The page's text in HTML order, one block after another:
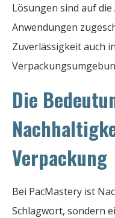
Lösungen sind auf
Anwendungen
Zuverlässigkeit auch
Die
Verpackung
Bei PacMastery ist
Schlagwort, sondern